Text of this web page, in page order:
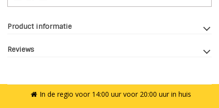
Product informatie
Reviews
In de regio voor 14:00 uur voor 20:00 uur in huis